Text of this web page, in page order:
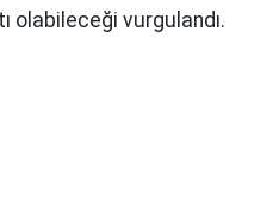
olabileceği vurgulandı.